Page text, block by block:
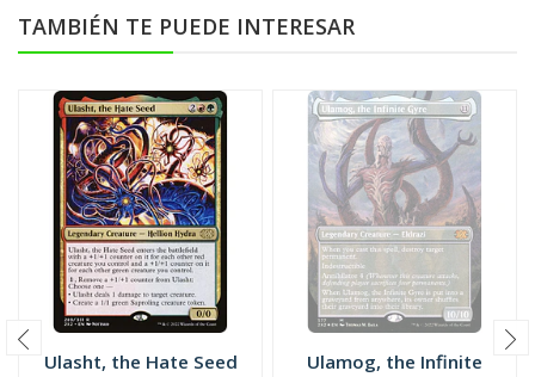
TAMBIÉN TE PUEDE INTERESAR
Ulasht, the Hate Seed
Ulamog, the Infinite